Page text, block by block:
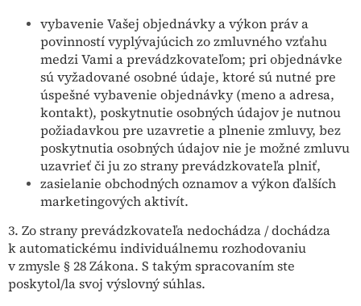
vybavenie Vašej objednávky a výkon práv a
povinností vyplývajúcich zo zmluvného vzťahu
medzi Vami a prevádzkovateľom; pri objednávke
sú vyžadované osobné údaje, ktoré sú nutné pre
úspešné vybavenie objednávky (meno a adresa,
kontakt), poskytnutie osobných údajov je nutnou
požiadavkou pre uzavretie a plnenie zmluvy, bez
poskytnutia osobných údajov nie je možné zmluvu
uzavrieť či ju zo strany prevádzkovateľa plniť,
zasielanie obchodných oznamov a výkon ďalších
marketingových aktivít.
3. Zo strany prevádzkovateľa nedochádza / dochádza
k automatickému individuálnemu rozhodovaniu
v zmysle § 28 Zákona. S takým spracovaním ste
poskytol/la svoj výslovný súhlas.